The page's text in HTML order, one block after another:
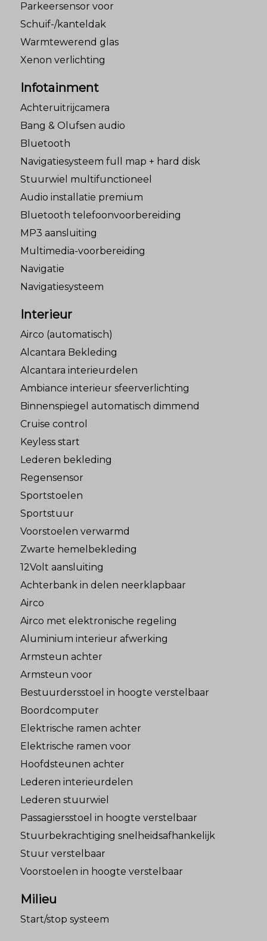
Parkeersensor voor
Schuif-/kanteldak
Warmtewerend glas
Xenon verlichting
Infotainment
Achteruitrijcamera
Bang & Olufsen audio
Bluetooth
Navigatiesysteem full map + hard disk
Stuurwiel multifunctioneel
Audio installatie premium
Bluetooth telefoonvoorbereiding
MP3 aansluiting
Multimedia-voorbereiding
Navigatie
Navigatiesysteem
Interieur
Airco (automatisch)
Alcantara Bekleding
Alcantara interieurdelen
Ambiance interieur sfeerverlichting
Binnenspiegel automatisch dimmend
Cruise control
Keyless start
Lederen bekleding
Regensensor
Sportstoelen
Sportstuur
Voorstoelen verwarmd
Zwarte hemelbekleding
12Volt aansluiting
Achterbank in delen neerklapbaar
Airco
Airco met elektronische regeling
Aluminium interieur afwerking
Armsteun achter
Armsteun voor
Bestuurdersstoel in hoogte verstelbaar
Boordcomputer
Elektrische ramen achter
Elektrische ramen voor
Hoofdsteunen achter
Lederen interieurdelen
Lederen stuurwiel
Passagiersstoel in hoogte verstelbaar
Stuurbekrachtiging snelheidsafhankelijk
Stuur verstelbaar
Voorstoelen in hoogte verstelbaar
Milieu
Start/stop systeem